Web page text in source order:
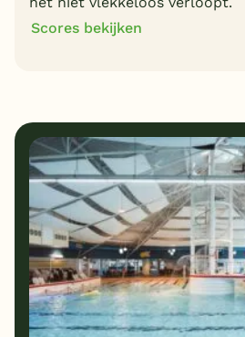
Scores bekijken
6 Bungalows 8
5 Prijs/kwaliteit